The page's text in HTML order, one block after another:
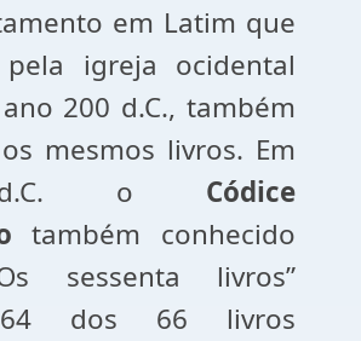
em Latim que
pela igreja ocidental
200 d.C., também
mesmos livros. Em
o Códice
também conhecido
sessenta livros”
dos 66 livros